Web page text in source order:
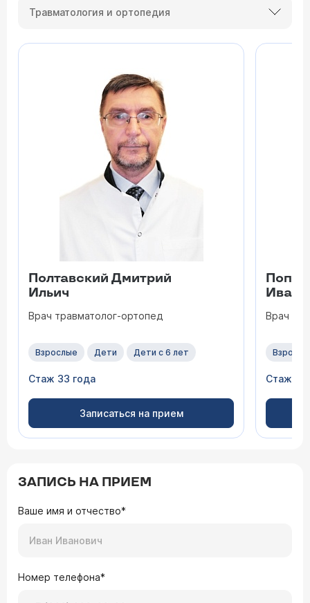
Травматология и ортопедия
Полтавский Дмитрий
Ильич
Врач травматолог-ортопед
Взрослые Дети Дети с 6 лет
Стаж 33 года
Записаться на прием
Врач
Стаж 17
ЗАПИСЬ НА ПРИЕМ
Ваше имя и отчество*
Номер телефона*